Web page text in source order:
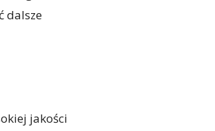
dalsze
jakości